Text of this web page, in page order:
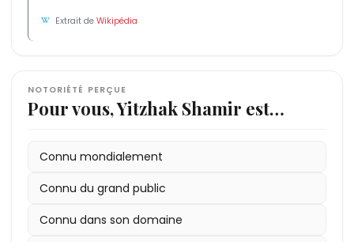
Extrait deWikipédia
NOTORIÉTÉ PERÇUE
Pour vous, Yitzhak Shamir est…
Connu mondialement
Connu du grand public
Connu dans son domaine